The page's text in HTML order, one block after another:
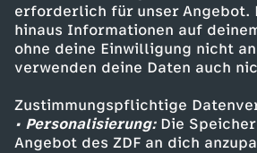
erforderlich für unser Angebot.
hinaus Informationen auf
ohne deine Einwilligung nicht
verwenden deine Daten auch
Zustimmungspflichtige
• Personalisierung:Die
Angebot des ZDF an dich